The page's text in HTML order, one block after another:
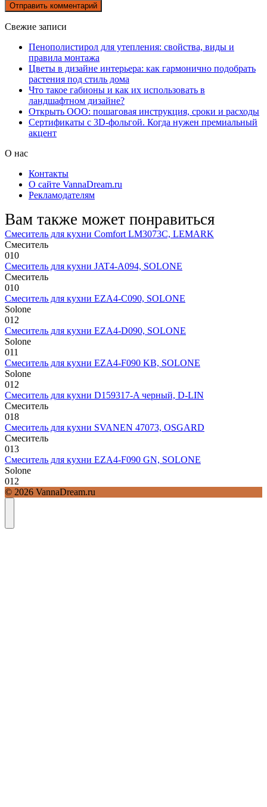
Свежие записи
Пенополистирол для утепления: свойства, виды и
правила монтажа
Цветы в дизайне интерьера: как гармонично подобрать
растения под стиль дома
Что такое габионы и как их использовать в
ландшафтном дизайне?
Открыть ООО: пошаговая инструкция, сроки и расходы
Сертификаты с 3D-фольгой. Когда нужен премиальный
акцент
О нас
Контакты
О сайте VannaDream.ru
Рекламодателям
Вам также может понравиться
Смеситель для кухни Comfort LM3073C, LEMARK
Смеситель
010
Смеситель для кухни JAT4-A094, SOLONE
Смеситель
010
Смеситель для кухни EZA4-C090, SOLONE
Solone
012
Смеситель для кухни EZA4-D090, SOLONE
Solone
011
Смеситель для кухни EZA4-F090 KB, SOLONE
Solone
012
Смеситель для кухни D159317-A черный, D-LIN
Смеситель
018
Смеситель для кухни SVANEN 47073, OSGARD
Смеситель
013
Смеситель для кухни EZA4-F090 GN, SOLONE
Solone
012
© 2026 VannaDream.ru